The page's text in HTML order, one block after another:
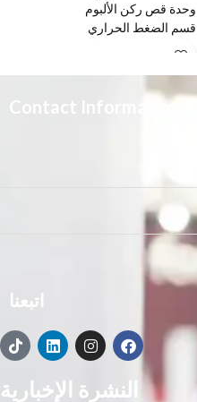
وحدة قص ركن الألبوم
قسم الضغط الحراري
مساحة التخزين
Contact Information
اتبعنا
النشرة الإخبارية